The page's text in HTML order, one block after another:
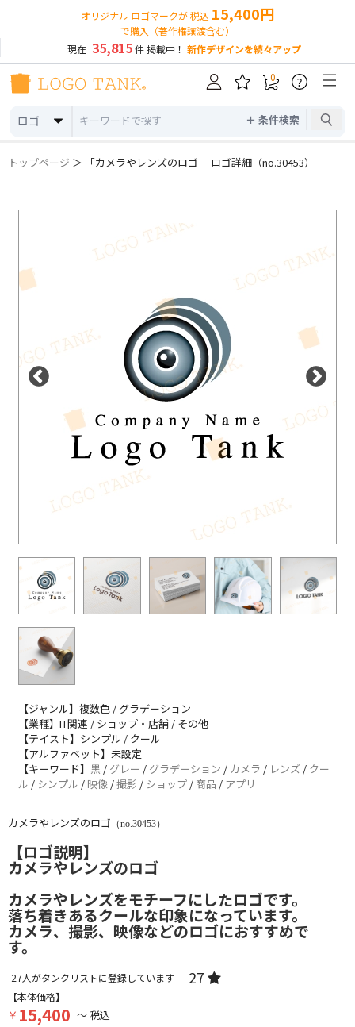
オリジナル ロゴマークが 税込 15,400円
で購入（著作権譲渡含む）
現在 35,815件 掲載中！ 新作デザインを続々アップ
ロゴ ＋ 条件検索
0 ?
トップページ ＞ 「カメラやレンズのロゴ 」ロゴ詳細（no.30453）
【ジャンル】複数色 / グラデーション
【業種】IT関連 / ショップ・店舗 / その他
【テイスト】シンプル / クール
【アルファベット】未設定
【キーワード】 黒 / グレー / グラデーション / カメラ / レンズ / クー
ル / シンプル / 映像 /撮影 / ショップ / 商品 / アプリ
カメラやレンズのロゴ （no.30453）
【ロゴ説明】
カメラやレンズのロゴ
カメラやレンズをモチーフにしたロゴです。
落ち着きあるクールな印象になっています。
カメラ、撮影、映像などのロゴにおすすめで
す。
27人がタンクリストに登録しています 27
【本体価格】
￥ 15,400 ～ 税込